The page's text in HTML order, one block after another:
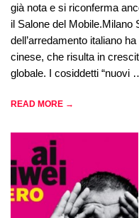
già nota e si riconferma
il Salone del Mobile.Milano
dell’arredamento italiano
cinese, che risulta in
globale. I cosiddetti “nuovi
READ MORE →